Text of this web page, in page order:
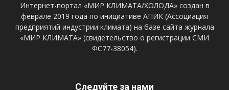
Интернет-портал «МИР КЛИМАТА/ХОЛОДА» создан в
феврале 2019 года по инициативе АПИК (Ассоциация
предприятий индустрии климата) на базе сайта журнала
«МИР КЛИМАТА» (свидетельство о регистрации СМИ
ФС77-38054).
Следуйте за нами